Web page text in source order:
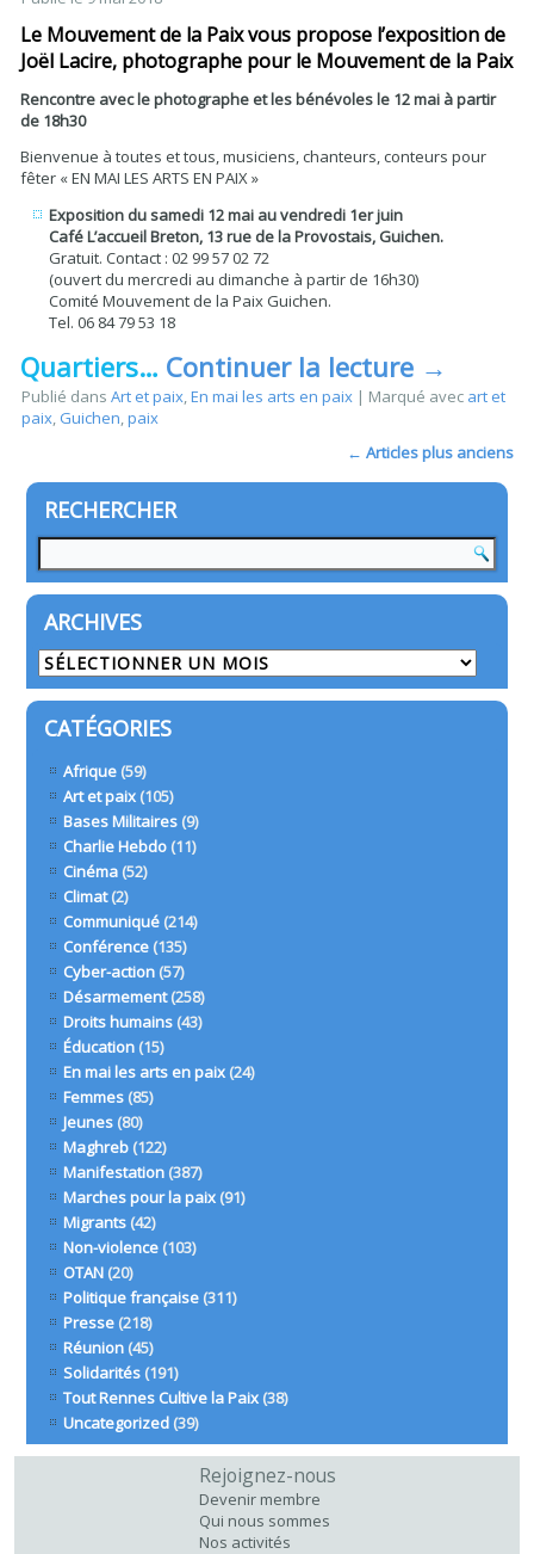
Le Mouvement de la Paix vous propose l’exposition de
Joël Lacire, photographe pour le Mouvement de la Paix
Rencontre avec le photographe et les bénévoles le 12 mai à partir
de 18h30
Bienvenue à toutes et tous, musiciens, chanteurs, conteurs pour
fêter « EN MAI LES ARTS EN PAIX »
Exposition du samedi 12 mai au vendredi 1er juin
Café L’accueil Breton, 13 rue de la Provostais, Guichen.
Gratuit. Contact : 02 99 57 02 72
(ouvert du mercredi au dimanche à partir de 16h30)
Comité Mouvement de la Paix Guichen.
Tel. 06 84 79 53 18
Quartiers… Continuer la lecture →
Publié dans Art et paix,En mai les arts en paix | Marqué avec art et
paix, Guichen,paix
← Articles plus anciens
RECHERCHER
ARCHIVES
Archives
CATÉGORIES
Afrique (59)
Art et paix (105)
Bases Militaires (9)
Charlie Hebdo (11)
Cinéma (52)
Climat(2)
Communiqué (214)
Conférence (135)
Cyber-action (57)
Désarmement(258)
Droits humains (43)
Éducation (15)
En mai les arts en paix (24)
Femmes (85)
Jeunes (80)
Maghreb (122)
Manifestation (387)
Marches pour la paix (91)
Migrants (42)
Non-violence (103)
OTAN (20)
Politique française (311)
Presse (218)
Réunion (45)
Solidarités (191)
Tout Rennes Cultive la Paix (38)
Uncategorized (39)
Rejoignez-nous
Devenir membre
Qui nous sommes
Nos activités